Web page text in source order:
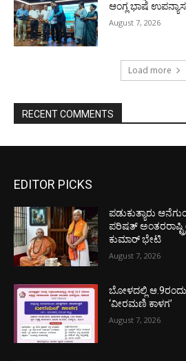
ಆಂಗ್ಲ ಭಾಷೆ
August 7, 2026
Load more
RECENT COMMENTS
EDITOR PICKS
ಪಡುಕುತ್ಯಾರು
ಪರಿಷತ್
ಕುಮಾರ್ ಭೇಟಿ
August 7, 2026
ಬೋಳದಲ್ಲಿ
‘ವೀರಮಣಿ ಕಾಳಗ’
August 7, 2026